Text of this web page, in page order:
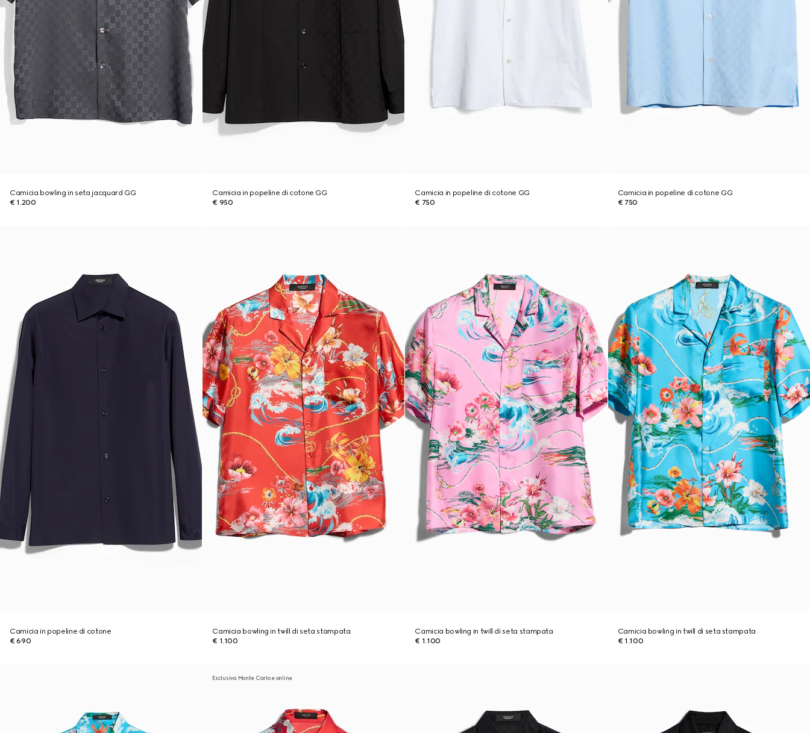
Camicia bowling in seta jacquard GG
€ 1.200
Camicia in popeline di cotone GG
€ 950
Camicia in popeline di cotone GG
€ 750
Camicia in popeline di cotone GG
€ 750
Camicia in popeline di cotone
€ 690
Camicia bowling in twill di seta stampata
€ 1.100
Camicia bowling in twill di seta stampata
€ 1.100
Camicia bowling in twill di seta stampata
€ 1.100
Esclusiva Monte Carlo e online